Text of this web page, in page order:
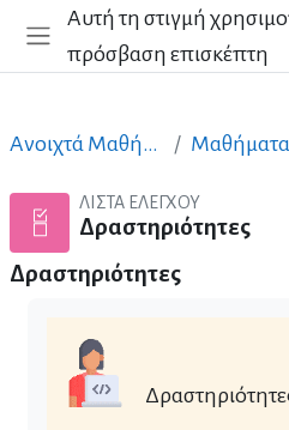
Μετάβαση στο κεντρικό
Πλευρικός πίνακας
Αυτή τη στιγμή
πρόσβαση επισκέπτη
Ανοιχτά Μαθήματα στα Ελληνικά
ΛΊΣΤΑ ΕΛΈΓΧΟΥ
Δραστηριότητες
Δραστηριότητες